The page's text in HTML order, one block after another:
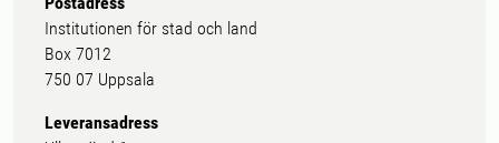
Institutionen för stad och land
Box 7012
750 07 Uppsala
Leveransadress